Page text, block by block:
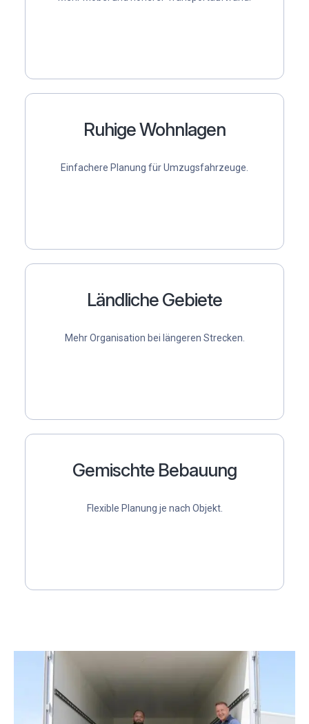
Ruhige Wohnlagen
Einfachere Planung für Umzugsfahrzeuge.
Ländliche Gebiete
Mehr Organisation bei längeren Strecken.
Gemischte Bebauung
Flexible Planung je nach Objekt.